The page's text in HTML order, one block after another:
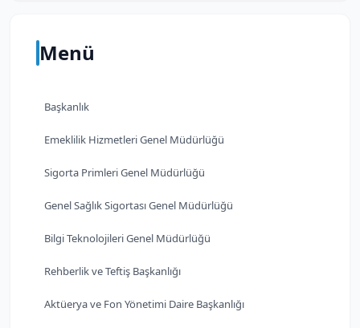
Menü
Başkanlık
Emeklilik Hizmetleri Genel Müdürlüğü
Sigorta Primleri Genel Müdürlüğü
Genel Sağlık Sigortası Genel Müdürlüğü
Bilgi Teknolojileri Genel Müdürlüğü
Rehberlik ve Teftiş Başkanlığı
Aktüerya ve Fon Yönetimi Daire Başkanlığı